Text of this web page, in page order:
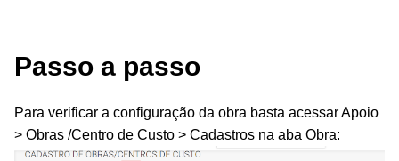
Passo a passo
Para verificar a configuração da obra basta acessar Apoio
> Obras /Centro de Custo > Cadastros na aba Obra: